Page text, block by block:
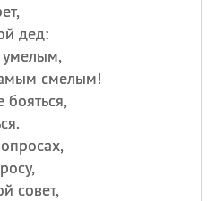
дед:
смелым!
бояться,
совет,